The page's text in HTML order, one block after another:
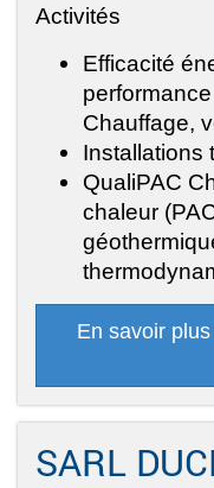
Activités
Efficacité
Chauffage,
Installations
QualiPAC
chaleur
En savoir
SARL